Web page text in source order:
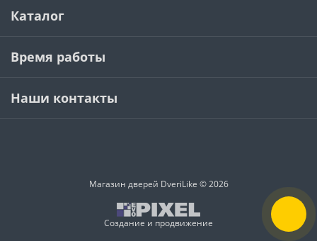
Каталог
Время работы
Наши контакты
Магазин дверей DveriLike © 2026
Создание и продвижение